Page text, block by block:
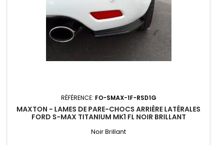
RÉFÉRENCE: FO-SMAX-1F-RSD1G
MAXTON - LAMES DE PARE-CHOCS ARRIÈRE LATÉRALES
FORD S-MAX TITANIUM MK1 FL NOIR BRILLANT
Noir Brillant